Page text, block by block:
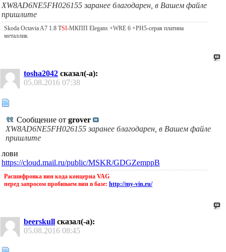
XW8AD6NE5FH026155 заранее благодарен, в Вашем файле
пришлите
Skoda Octavia A7 1.8 TSI-MКПП Elegans +WRE 6 +PH5-серая платина
металлик
tosha2042 сказал(-а):
05.08.2016 07:38
Сообщение от grover
XW8AD6NE5FH026155 заранее благодарен, в Вашем файле
пришлите
лови
https://cloud.mail.ru/public/MSKR/GDGZemppB
Расшифровка вин кода концерна VAG
перед запросом пробиваем вин в базе: http://my-vin.ru/
beerskull сказал(-а):
05.08.2016 08:45